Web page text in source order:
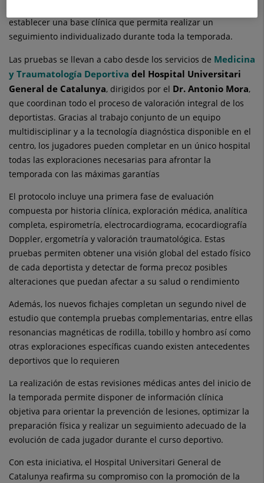
establecer una base clínica que permita realizar un
seguimiento individualizado durante toda la temporada.
Las pruebas se llevan a cabo desde los servicios de Medicina
y Traumatología Deportiva del Hospital Universitari
General de Catalunya, dirigidos por el Dr. Antonio Mora,
que coordinan todo el proceso de valoración integral de los
deportistas. Gracias al trabajo conjunto de un equipo
multidisciplinar y a la tecnología diagnóstica disponible en el
centro, los jugadores pueden completar en un único hospital
todas las exploraciones necesarias para afrontar la
temporada con las máximas garantías
El protocolo incluye una primera fase de evaluación
compuesta por historia clínica, exploración médica, analítica
completa, espirometría, electrocardiograma, ecocardiografía
Doppler, ergometría y valoración traumatológica. Estas
pruebas permiten obtener una visión global del estado físico
de cada deportista y detectar de forma precoz posibles
alteraciones que puedan afectar a su salud o rendimiento
Además, los nuevos fichajes completan un segundo nivel de
estudio que contempla pruebas complementarias, entre ellas
resonancias magnéticas de rodilla, tobillo y hombro así como
otras exploraciones específicas cuando existen antecedentes
deportivos que lo requieren
La realización de estas revisiones médicas antes del inicio de
la temporada permite disponer de información clínica
objetiva para orientar la prevención de lesiones, optimizar la
preparación física y realizar un seguimiento adecuado de la
evolución de cada jugador durante el curso deportivo.
Con esta iniciativa, el Hospital Universitari General de
Catalunya reafirma su compromiso con la promoción de la